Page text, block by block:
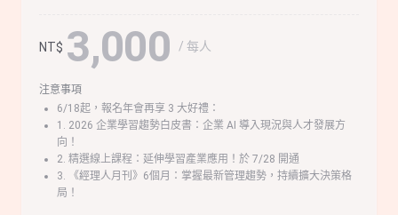
NT$ 3,000 / 每人
注意事項
6/18起，報名年會再享 3 大好禮：
1. 2026 企業學習趨勢白皮書：企業 AI 導入現況與人才發展方
向！
2. 精選線上課程：延伸學習產業應用！於 7/28 開通
3. 《經理人月刊》6個月：掌握最新管理趨勢，持續擴大決策格
局！